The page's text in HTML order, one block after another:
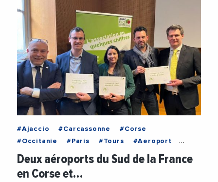
#Ajaccio #Carcassonne
#Corse
#Occitanie
#Paris #Tours
#Aeroport
#AeroportCarcassonneSudDeFrance
#TransitionEnergetique
Deux aéroports du Sud de la France
en Corse et…